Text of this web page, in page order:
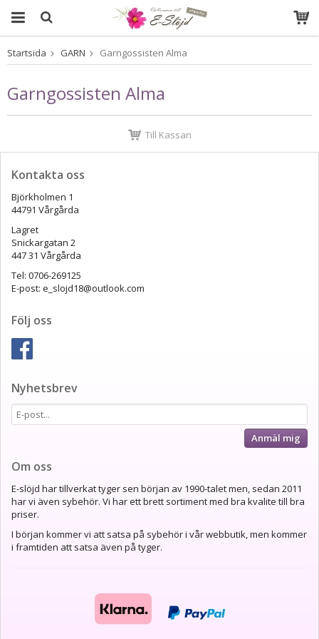
Produkten har blivit tillagd i varukorgen
Startsida GARN Garngossisten Alma
Garngossisten Alma
Till Kassan
Kontakta oss
Björkholmen 1
44791 Vårgårda
Lagret
Snickargatan 2
447 31 Vårgårda
Tel: 0706-269125
E-post: e_slojd18@outlook.com
Följ oss
Nyhetsbrev
Anmäl mig
Om oss
E-slöjd har tillverkat tyger sen början av 1990-talet men, sedan 2011
har vi även sybehör. Vi har ett brett sortiment med bra kvalite till bra
priser.
I början kommer vi att satsa på sybehör i vår webbutik, men kommer
i framtiden att satsa även på tyger.